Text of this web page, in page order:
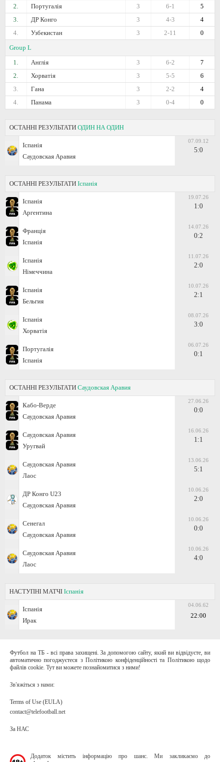
2.
Португалія 5
6-1
3
3.
ДР Конго 4
4-3
3
4.
Узбекистан 0
2-11
3
Group L
1.
Англія 7
6-2
3
2.
Хорватія 6
5-5
3
3.
Гана 4
2-2
3
4.
Панама 0
0-4
3
ОСТАННІ РЕЗУЛЬТАТИ ОДИН НА ОДИН
Іспанія
Саудовская Аравия
07.09.12
5:0
ОСТАННІ РЕЗУЛЬТАТИ Іспанія
Іспанія
Аргентина
19.07.26
1:0
Франція
Іспанія
14.07.26
0:2
Іспанія
Німеччина
11.07.26
2:0
Іспанія
Бельгия
10.07.26
2:1
Іспанія
Хорватія
08.07.26
3:0
Португалія
Іспанія
06.07.26
0:1
ОСТАННІ РЕЗУЛЬТАТИ Саудовская Аравия
Кабо-Верде
Саудовская Аравия
27.06.26
0:0
Саудовская Аравия
Уругвай
16.06.26
1:1
Саудовская Аравия
Лаос
13.06.26
5:1
ДР Конго U23
Саудовская Аравия
10.06.26
2:0
Сенегал
Саудовская Аравия
10.06.26
0:0
Саудовская Аравия
Лаос
10.06.26
4:0
НАСТУПНІ МАТЧІ Іспанія
Іспанія
Ирак
04.06.62
22:00
Футбол на ТБ - всі права захищені. За допомогою сайту, який ви відвідуєте, ви
автоматично погоджуєтеся з Політикою конфіденційності та Політикою щодо
файлів cookie. Тут ви можете познайомитися з ними!
Зв'яжіться з нами:
Terms of Use (EULA)
contact@telefootball.net
За НАС
Додаток містить інформацію про шанс. Ми закликаємо до